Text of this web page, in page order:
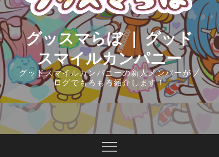
グッスマらぼ ｜ グッド
スマイルカンパニー
グッドスマイルカンパニーの新人メンバーがブ
ログでもろもろ紹介します！